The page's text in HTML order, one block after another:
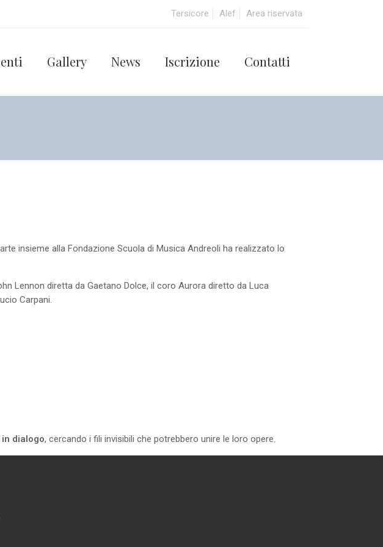
Tersicore Alef Area riservata
Gallery News Iscrizione Contatti
insieme alla Fondazione Scuola di Musica Andreoli ha realizzato lo
Lennon diretta da Gaetano Dolce, il coro Aurora diretto da Luca
Carpani.
dialogo, cercando i fili invisibili che potrebbero unire le loro opere.